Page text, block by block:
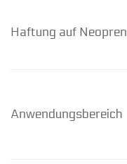
Haftung auf Neopren
Anwendungsbereich